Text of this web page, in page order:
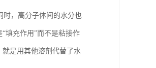
时，高分子体间的水分也
填充作用”而不是粘接作
就是用其他溶剂代替了水